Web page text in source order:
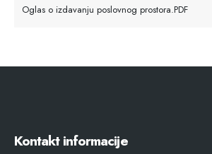
Oglas o izdavanju poslovnog prostora.PDF
Kontakt informacije